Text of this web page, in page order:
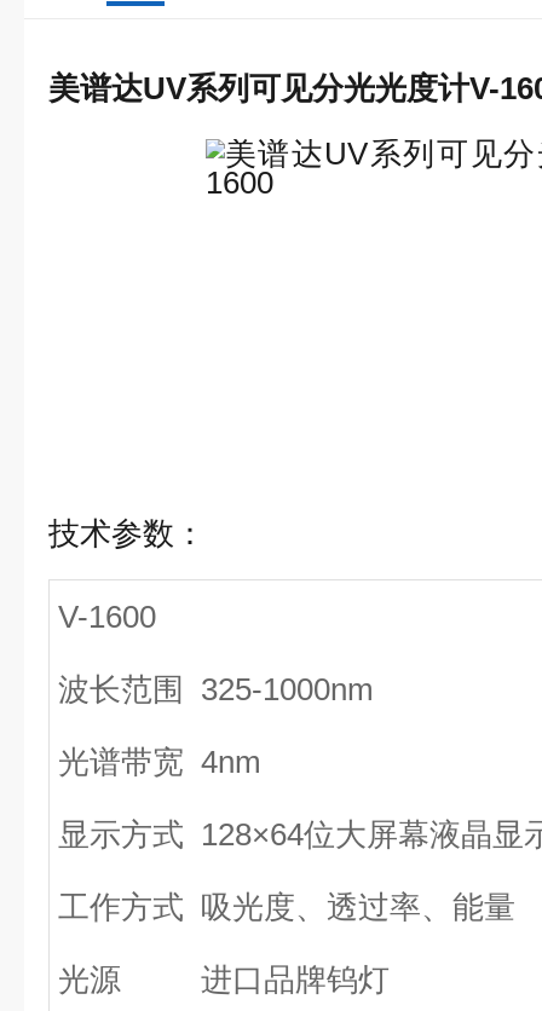
美谱达UV系列可见分光光度计V-
技术参数：
V-1600
波长范围
325-1000nm
光谱带宽 4nm
显示方式 128×64位大屏幕液晶显
工作方式 吸光度、透过率、能量
光源
进口品牌钨灯